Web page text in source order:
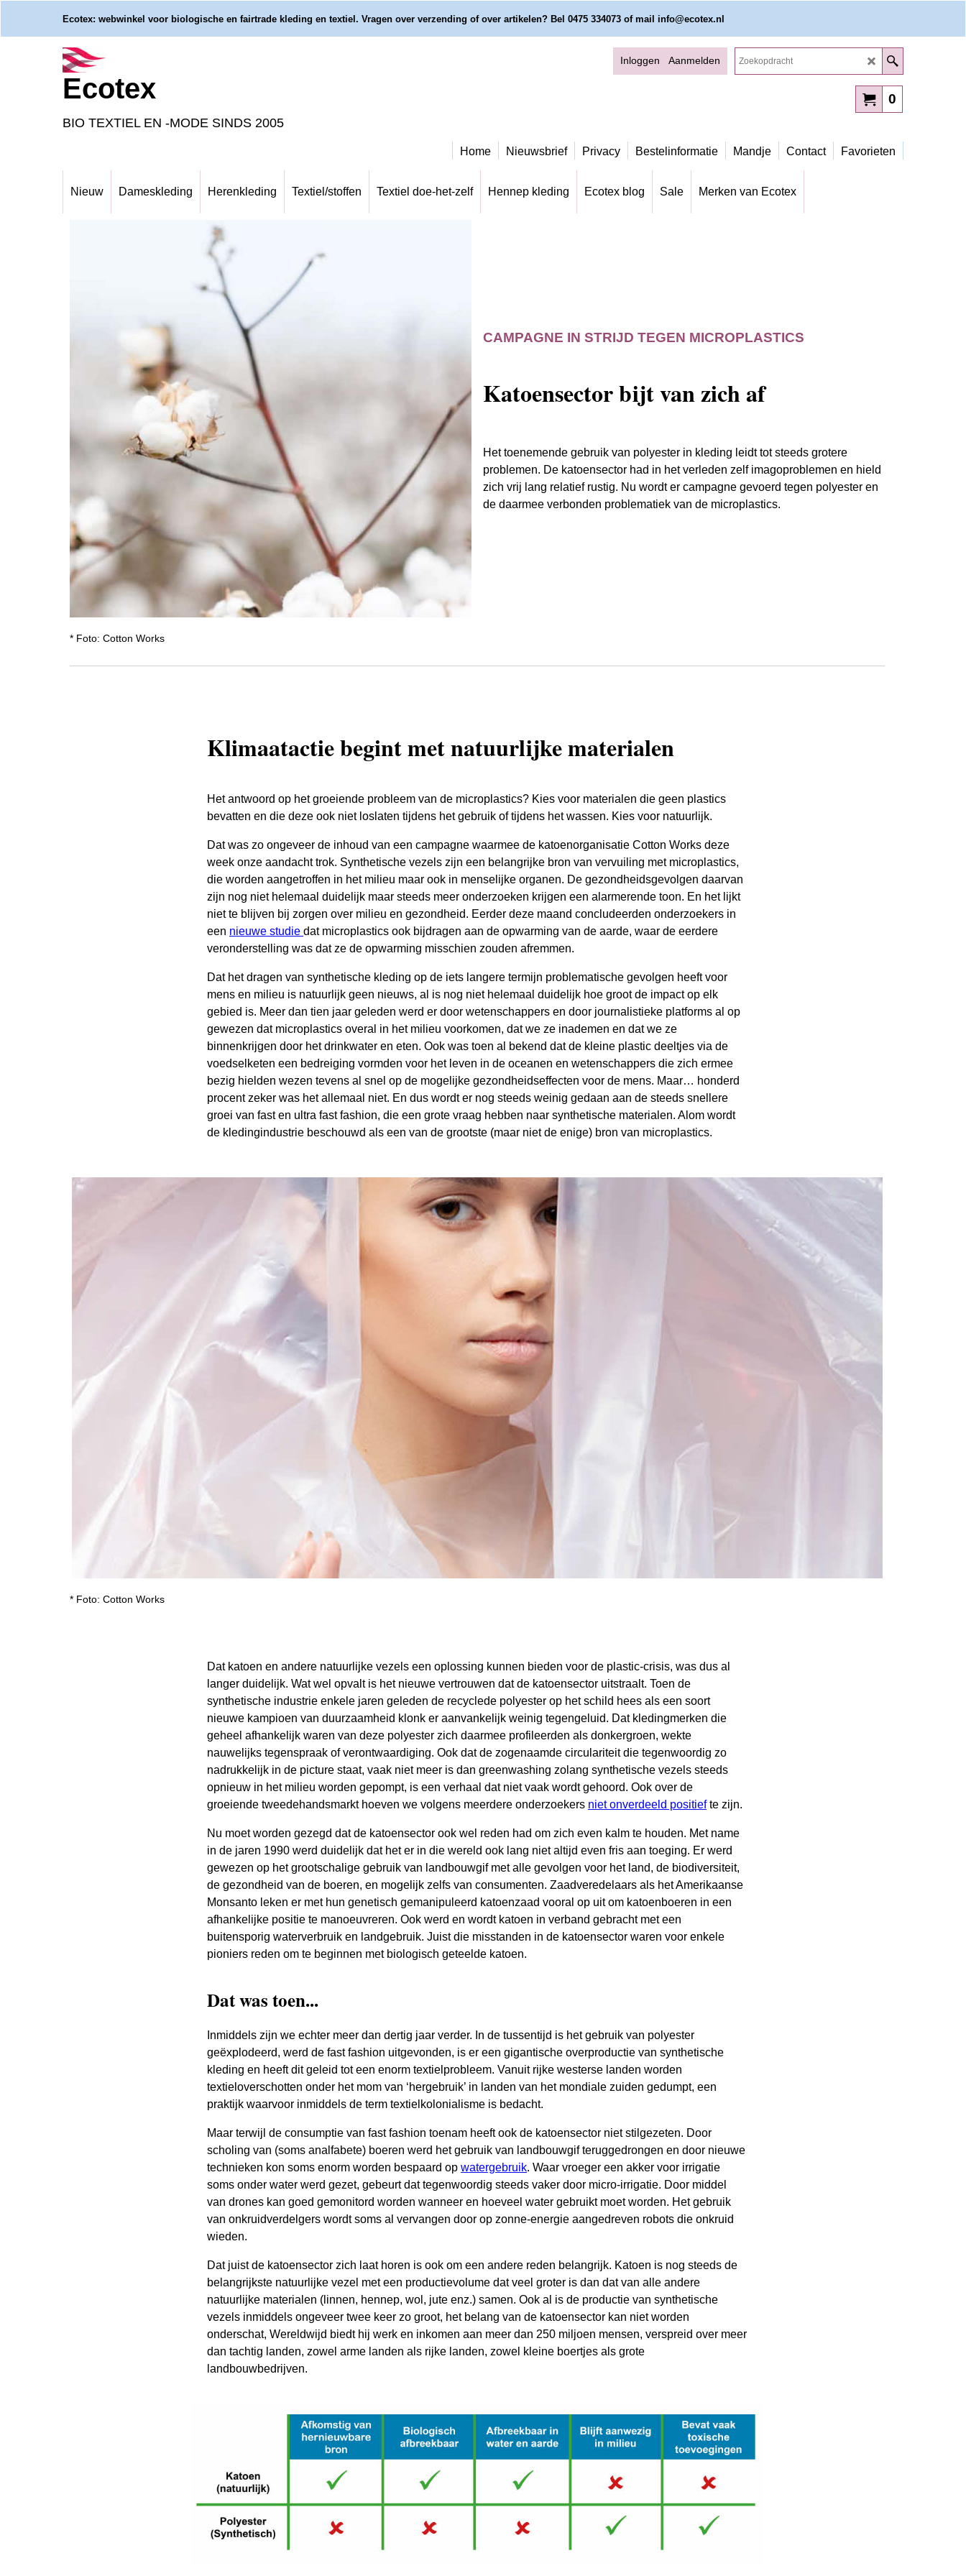
Ecotex: webwinkel voor biologische en fairtrade kleding en textiel. Vragen over verzending of over artikelen? Bel 0475 334073 of mail info@ecotex.nl
Ecotex
BIO TEXTIEL EN -MODE SINDS 2005
Inloggen Aanmelden
0
Home Nieuwsbrief Privacy Bestelinformatie Mandje Contact Favorieten
Nieuw Dameskleding Herenkleding Textiel/stoffen Textiel doe-het-zelf Hennep kleding Ecotex blog Sale Merken van Ecotex
CAMPAGNE IN STRIJD TEGEN MICROPLASTICS
Katoensector bijt van zich af
Het toenemende gebruik van polyester in kleding leidt tot steeds grotere
problemen. De katoensector had in het verleden zelf imagoproblemen en hield
zich vrij lang relatief rustig. Nu wordt er campagne gevoerd tegen polyester en
de daarmee verbonden problematiek van de microplastics.
* Foto: Cotton Works
Klimaatactie begint met natuurlijke materialen
Het antwoord op het groeiende probleem van de microplastics? Kies voor materialen die geen plastics
bevatten en die deze ook niet loslaten tijdens het gebruik of tijdens het wassen. Kies voor natuurlijk.
Dat was zo ongeveer de inhoud van een campagne waarmee de katoenorganisatie Cotton Works deze
week onze aandacht trok. Synthetische vezels zijn een belangrijke bron van vervuiling met microplastics,
die worden aangetroffen in het milieu maar ook in menselijke organen. De gezondheidsgevolgen daarvan
zijn nog niet helemaal duidelijk maar steeds meer onderzoeken krijgen een alarmerende toon. En het lijkt
niet te blijven bij zorgen over milieu en gezondheid. Eerder deze maand concludeerden onderzoekers in
een nieuwe studie dat microplastics ook bijdragen aan de opwarming van de aarde, waar de eerdere
veronderstelling was dat ze de opwarming misschien zouden afremmen.
Dat het dragen van synthetische kleding op de iets langere termijn problematische gevolgen heeft voor
mens en milieu is natuurlijk geen nieuws, al is nog niet helemaal duidelijk hoe groot de impact op elk
gebied is. Meer dan tien jaar geleden werd er door wetenschappers en door journalistieke platforms al op
gewezen dat microplastics overal in het milieu voorkomen, dat we ze inademen en dat we ze
binnenkrijgen door het drinkwater en eten. Ook was toen al bekend dat de kleine plastic deeltjes via de
voedselketen een bedreiging vormden voor het leven in de oceanen en wetenschappers die zich ermee
bezig hielden wezen tevens al snel op de mogelijke gezondheidseffecten voor de mens. Maar… honderd
procent zeker was het allemaal niet. En dus wordt er nog steeds weinig gedaan aan de steeds snellere
groei van fast en ultra fast fashion, die een grote vraag hebben naar synthetische materialen. Alom wordt
de kledingindustrie beschouwd als een van de grootste (maar niet de enige) bron van microplastics.
* Foto: Cotton Works
Dat katoen en andere natuurlijke vezels een oplossing kunnen bieden voor de plastic-crisis, was dus al
langer duidelijk. Wat wel opvalt is het nieuwe vertrouwen dat de katoensector uitstraalt. Toen de
synthetische industrie enkele jaren geleden de recyclede polyester op het schild hees als een soort
nieuwe kampioen van duurzaamheid klonk er aanvankelijk weinig tegengeluid. Dat kledingmerken die
geheel afhankelijk waren van deze polyester zich daarmee profileerden als donkergroen, wekte
nauwelijks tegenspraak of verontwaardiging. Ook dat de zogenaamde circulariteit die tegenwoordig zo
nadrukkelijk in de picture staat, vaak niet meer is dan greenwashing zolang synthetische vezels steeds
opnieuw in het milieu worden gepompt, is een verhaal dat niet vaak wordt gehoord. Ook over de
groeiende tweedehandsmarkt hoeven we volgens meerdere onderzoekers niet onverdeeld positiefte zijn.
Nu moet worden gezegd dat de katoensector ook wel reden had om zich even kalm te houden. Met name
in de jaren 1990 werd duidelijk dat het er in die wereld ook lang niet altijd even fris aan toeging. Er werd
gewezen op het grootschalige gebruik van landbouwgif met alle gevolgen voor het land, de biodiversiteit,
de gezondheid van de boeren, en mogelijk zelfs van consumenten. Zaadveredelaars als het Amerikaanse
Monsanto leken er met hun genetisch gemanipuleerd katoenzaad vooral op uit om katoenboeren in een
afhankelijke positie te manoeuvreren. Ook werd en wordt katoen in verband gebracht met een
buitensporig waterverbruik en landgebruik. Juist die misstanden in de katoensector waren voor enkele
pioniers reden om te beginnen met biologisch geteelde katoen.
Dat was toen...
Inmiddels zijn we echter meer dan dertig jaar verder. In de tussentijd is het gebruik van polyester
geëxplodeerd, werd de fast fashion uitgevonden, is er een gigantische overproductie van synthetische
kleding en heeft dit geleid tot een enorm textielprobleem. Vanuit rijke westerse landen worden
textieloverschotten onder het mom van ‘hergebruik’ in landen van het mondiale zuiden gedumpt, een
praktijk waarvoor inmiddels de term textielkolonialisme is bedacht.
Maar terwijl de consumptie van fast fashion toenam heeft ook de katoensector niet stilgezeten. Door
scholing van (soms analfabete) boeren werd het gebruik van landbouwgif teruggedrongen en door nieuwe
technieken kon soms enorm worden bespaard op watergebruik. Waar vroeger een akker voor irrigatie
soms onder water werd gezet, gebeurt dat tegenwoordig steeds vaker door micro-irrigatie. Door middel
van drones kan goed gemonitord worden wanneer en hoeveel water gebruikt moet worden. Het gebruik
van onkruidverdelgers wordt soms al vervangen door op zonne-energie aangedreven robots die onkruid
wieden.
Dat juist de katoensector zich laat horen is ook om een andere reden belangrijk. Katoen is nog steeds de
belangrijkste natuurlijke vezel met een productievolume dat veel groter is dan dat van alle andere
natuurlijke materialen (linnen, hennep, wol, jute enz.) samen. Ook al is de productie van synthetische
vezels inmiddels ongeveer twee keer zo groot, het belang van de katoensector kan niet worden
onderschat, Wereldwijd biedt hij werk en inkomen aan meer dan 250 miljoen mensen, verspreid over meer
dan tachtig landen, zowel arme landen als rijke landen, zowel kleine boertjes als grote
landbouwbedrijven.